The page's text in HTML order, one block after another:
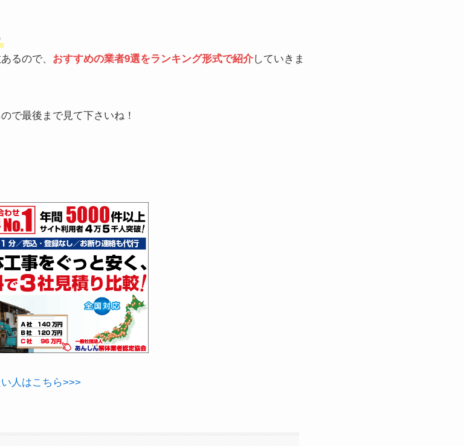
るので、 おすすめの業者9選をランキング形式で紹介していきま
で最後まで見て下さいね！
人はこちら>>>